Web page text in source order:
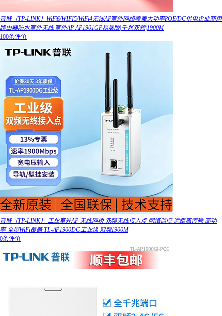
普联（TP-LINK）WiFi6/WIFI5/WiFi4无线AP室外网络覆盖大功率POE/DC供电企业商用
路由器防水室外无线 室外AP AP1901GP易展版|千兆双频|1900M
100条评价
普联（TP-LINK） 工业室外AP 无线网桥 双频无线接入点 网络监控 远距离传输 高功
率 全屋WiFi覆盖 TL-AP1900DG工业级 双频1900M
0条评价